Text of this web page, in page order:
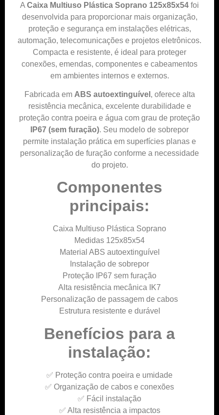
A Caixa Multiuso Plástica Soprano 125x85x54 foi
desenvolvida para proporcionar mais organização,
proteção e segurança em instalações elétricas,
automação, telecomunicações e projetos eletrônicos.
Compacta e resistente, é ideal para proteger
conexões, emendas, componentes e cabeamentos
em ambientes internos e externos.
Fabricada em ABS autoextinguível , oferece alta
resistência mecânica, excelente durabilidade e
proteção contra poeira e água com grau de proteção
IP67 (sem furação). Seu modelo de sobrepor
permite instalação prática em superfícies planas e
personalização de furação conforme a necessidade
do projeto.
Componentes
principais:
Caixa Multiuso Plástica Soprano
Medidas 125x85x54
Material ABS autoextinguível
Instalação de sobrepor
Proteção IP67 sem furação
Alta resistência mecânica IK7
Personalização de passagem de cabos
Estrutura resistente e durável
Benefícios para a
instalação:
✅ Proteção contra poeira e umidade
✅ Organização de cabos e conexões
✅ Fácil instalação
✅ Alta resistência a impactos